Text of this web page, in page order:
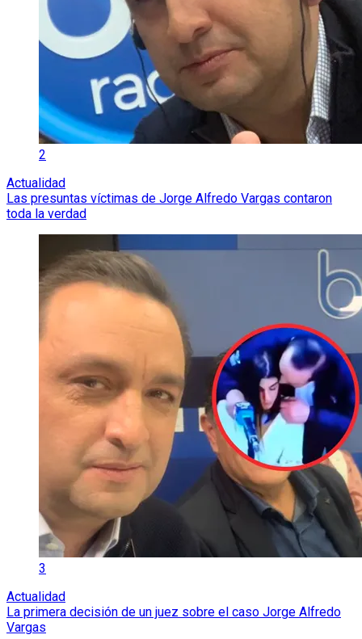
2
Actualidad
Las presuntas víctimas de Jorge Alfredo Vargas contaron
toda la verdad
3
Actualidad
La primera decisión de un juez sobre el caso Jorge Alfredo
Vargas